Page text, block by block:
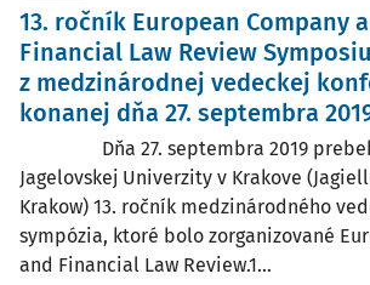
13. ročník European Company
Financial Law Review
z medzinárodnej vedeckej
konanej dňa 27. septembra
Dňa 27. septembra 2019
Jagelovskej Univerzity v Krakove
Krakow) 13. ročník medzinárodného
sympózia, ktoré bolo zorganizované
and Financial Law Review.1...